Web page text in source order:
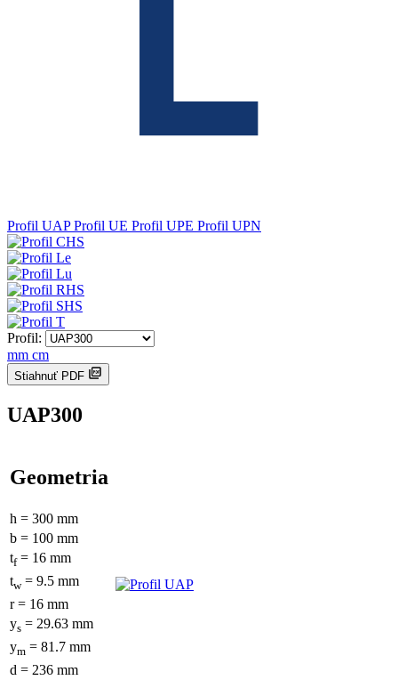
Profil UAPProfil UE Profil UPE Profil UPN
Profil:
mm cm
Stiahnuť PDF
UAP300
Geometria
h = 300 mm
b = 100 mm
tf= 16 mm
tw= 9.5 mm
r = 16 mm
ys = 29.63 mm
ym = 81.7 mm
d = 236 mm